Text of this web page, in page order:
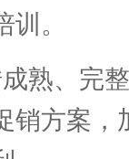
。
熟、完
销方案，